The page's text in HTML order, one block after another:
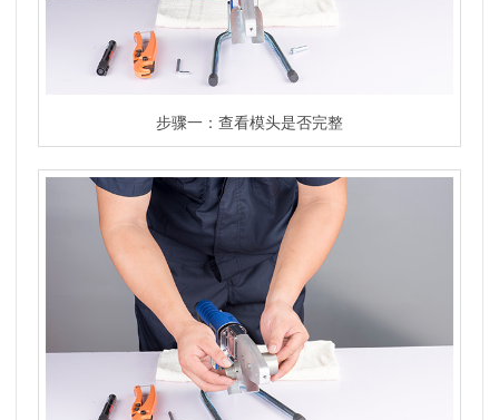
步骤一：查看模头是否完整